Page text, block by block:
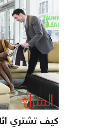
كيف تشتري